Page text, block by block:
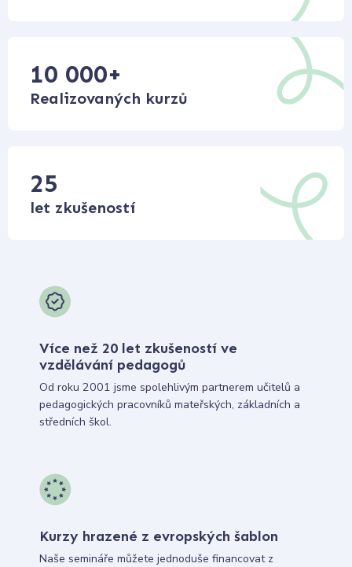
10 000+
Realizovaných kurzů
25
let zkušeností
Více než 20 let zkušeností ve
vzdělávání pedagogů
Od roku 2001 jsme spolehlivým partnerem učitelů a
pedagogických pracovníků mateřských, základních a
středních škol.
Kurzy hrazené z evropských šablon
Naše semináře můžete jednoduše financovat z